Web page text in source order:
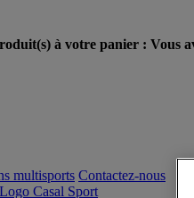
à votre panier : Vous
multisports Contactez-nous